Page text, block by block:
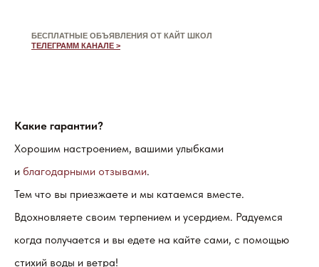
БЕСПЛАТНЫЕ ОБЪЯВЛЕНИЯ ОТ КАЙТ ШКОЛ
ТЕЛЕГРАММ КАНАЛЕ >
Какие гарантии?
Хорошим настроением, вашими улыбками
и благодарными отзывами.
Тем что вы приезжаете и мы катаемся вместе.
Вдохновляете своим терпением и усердием. Радуемся
когда получается и вы едете на кайте сами, с помощью
стихий воды и ветра!